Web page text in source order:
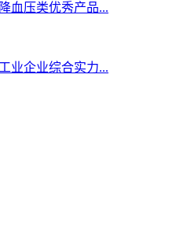
血压类优秀产品...
业企业综合实力...